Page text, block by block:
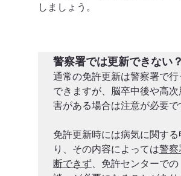
しましょう。
警察署では更新できない？
通常の免許更新は警察署で
できますが、脳卒中後や高
害がある場合は注意が必要で
免許更新時には病気に関する
り、その内容によっては警察
断できず、免許センターでの